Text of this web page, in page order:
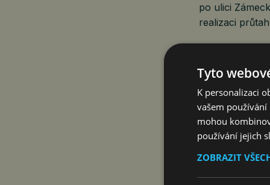
po ulici
realizaci
na druhou
snažili jsme se
dopravní
ranní spoje,
Cesta už byla
a zálivy pro
Tyto
K personalizaci
vašem
mohou
používání jejich
ZOBRAZIT